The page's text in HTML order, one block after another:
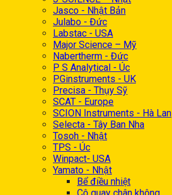
Jasco - Nhật Bản
Julabo - Đức
Labstac - USA
Major Science – Mỹ
Nabertherm - Đức
P S Analytical - Úc
PGinstruments - UK
Precisa - Thụy Sỹ
SCAT - Europe
SCION Instruments - Hà Lan
Selecta - Tây Ban Nha
Tosoh - Nhật
TPS - Úc
Winpact- USA
Yamato - Nhật
Bể điều nhiệt